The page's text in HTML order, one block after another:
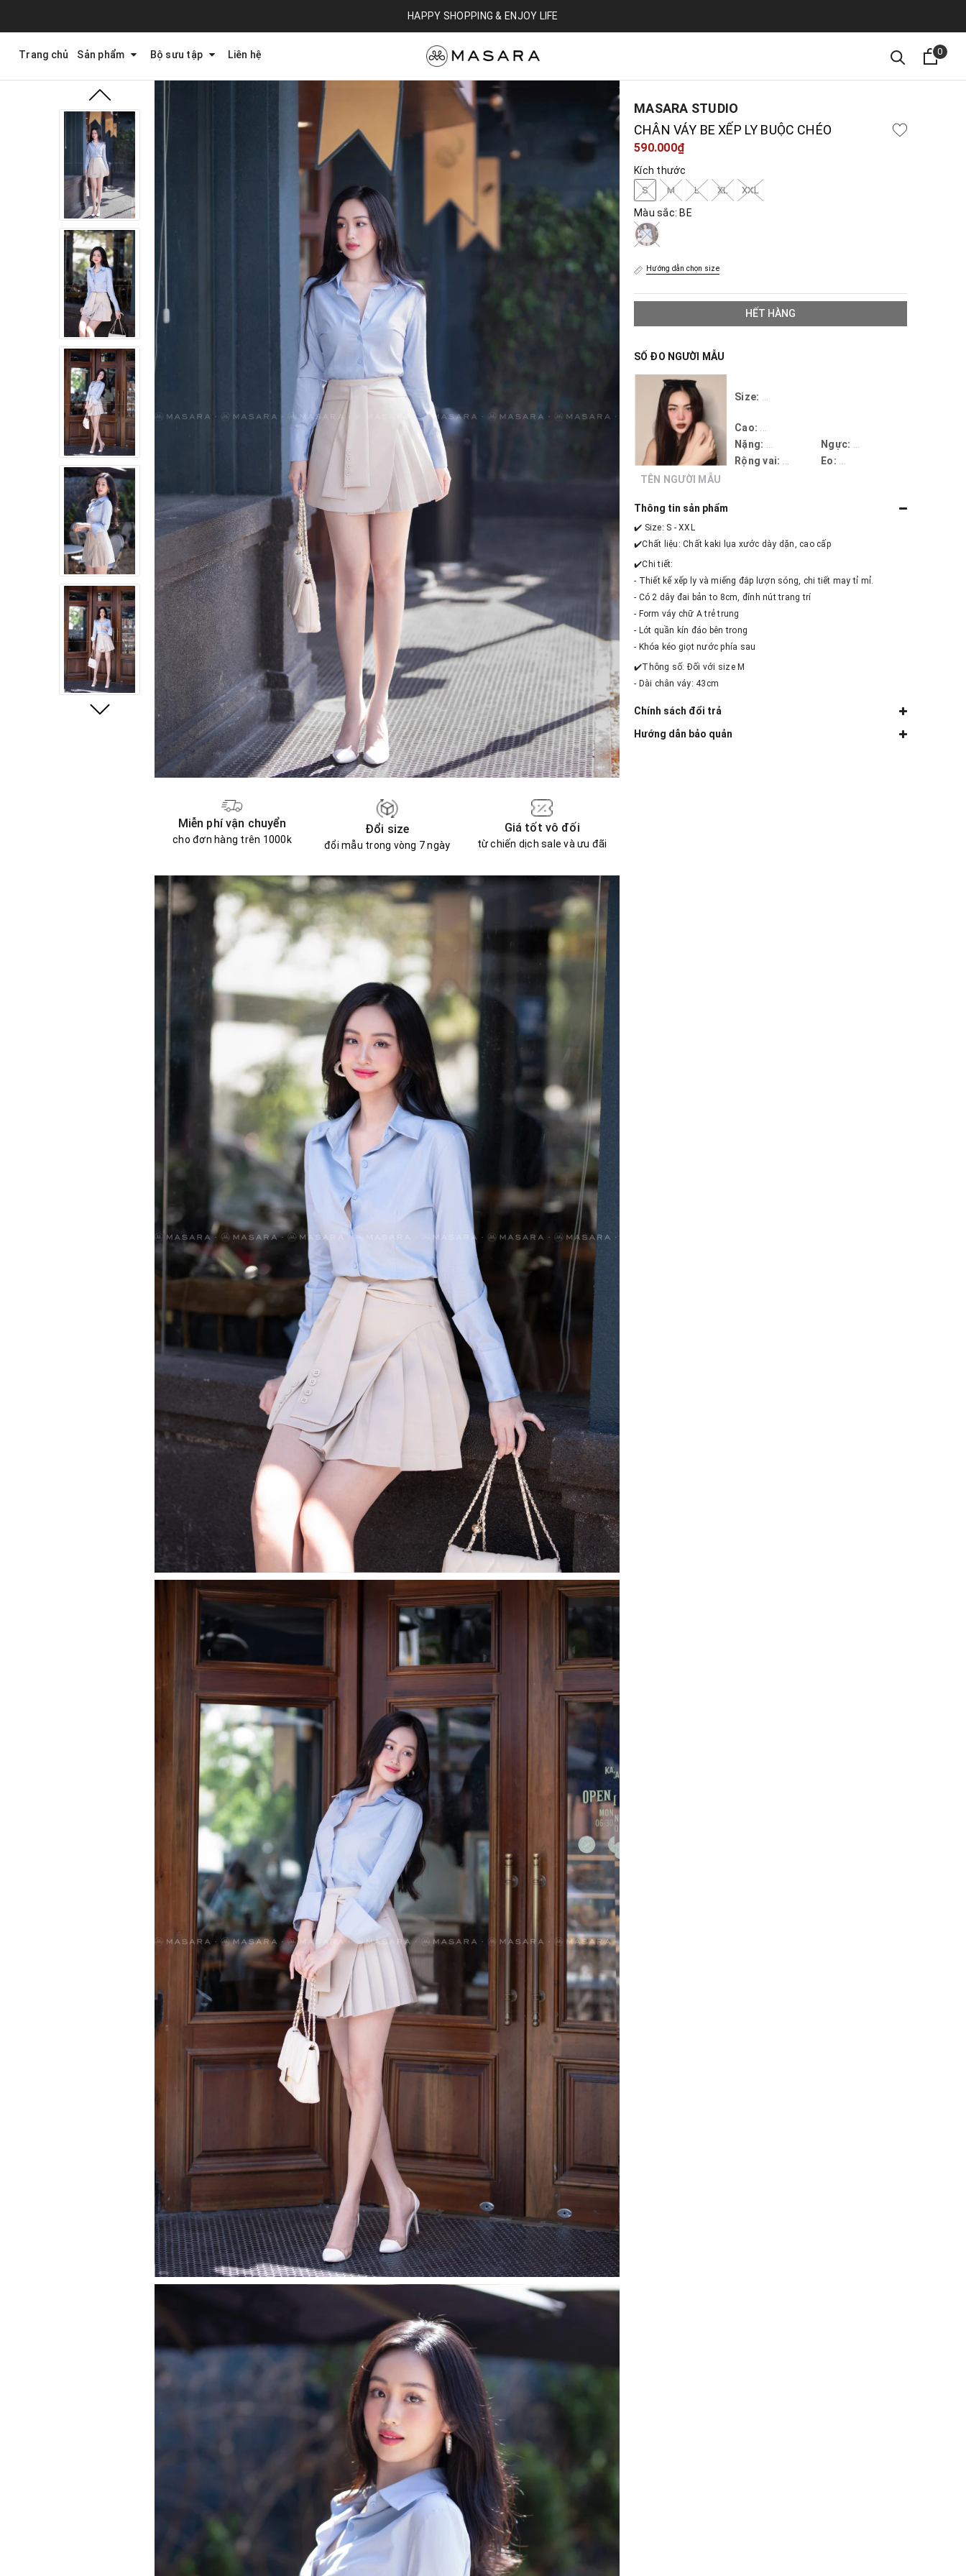
HAPPY SHOPPING & ENJOY LIFE
Trang chủ Sản phẩm Bộ sưu tập Liên hệ 0
Miễn phí vận chuyển
cho đơn hàng trên 1000k
Đổi size
đổi mẫu trong vòng 7 ngày
Giá tốt vô đối
từ chiến dịch sale và ưu đãi
MASARA STUDIO
CHÂN VÁY BE XẾP LY BUỘC CHÉO
590.000₫
Kích thước
S M L XL XXL
Màu sắc: BE
Hướng dẫn chọn size
HẾT HÀNG
SỐ ĐO NGƯỜI MẪU
TÊN NGƯỜI MẪU
Size:
Cao:
Nặng:
Ngực:
Rộng vai:
Eo:
Thông tin sản phẩm
✔️ Size: S - XXL
✔️Chất liệu: Chất kaki lụa xước dày dặn, cao cấp
✔️Chi tiết:
- Thiết kế xếp ly và miếng đắp lượn sóng, chi tiết may tỉ mỉ.
- Có 2 dây đai bản to 8cm, đính nút trang trí
- Form váy chữ A trẻ trung
- Lót quần kín đáo bên trong
- Khóa kéo giọt nước phía sau
✔️Thông số: Đối với size M
- Dài chân váy: 43cm
Chính sách đổi trả
Hướng dẫn bảo quản